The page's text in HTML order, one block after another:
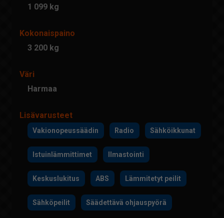
1 099 kg
Kokonaispaino
3 200 kg
Väri
Harmaa
Lisävarusteet
Vakionopeussäädin Radio Sähköikkunat
Istuinlämmittimet Ilmastointi
Keskuslukitus ABS Lämmitetyt peilit
Sähköpeilit Säädettävä ohjauspyörä